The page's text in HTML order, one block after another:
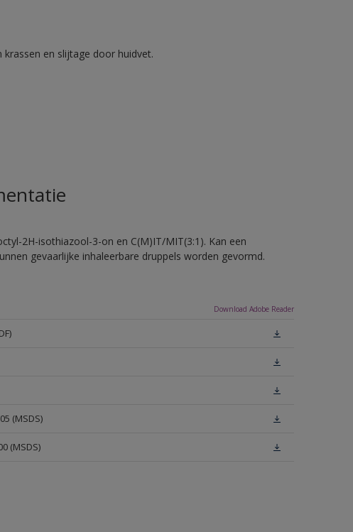
en slijtage door huidvet.
2H-isothiazool-3-on en C(M)IT/MIT(3:1). Kan een
gevaarlijke inhaleerbare druppels worden gevormd.
Download Adobe Reader
(MSDS)
(MSDS)